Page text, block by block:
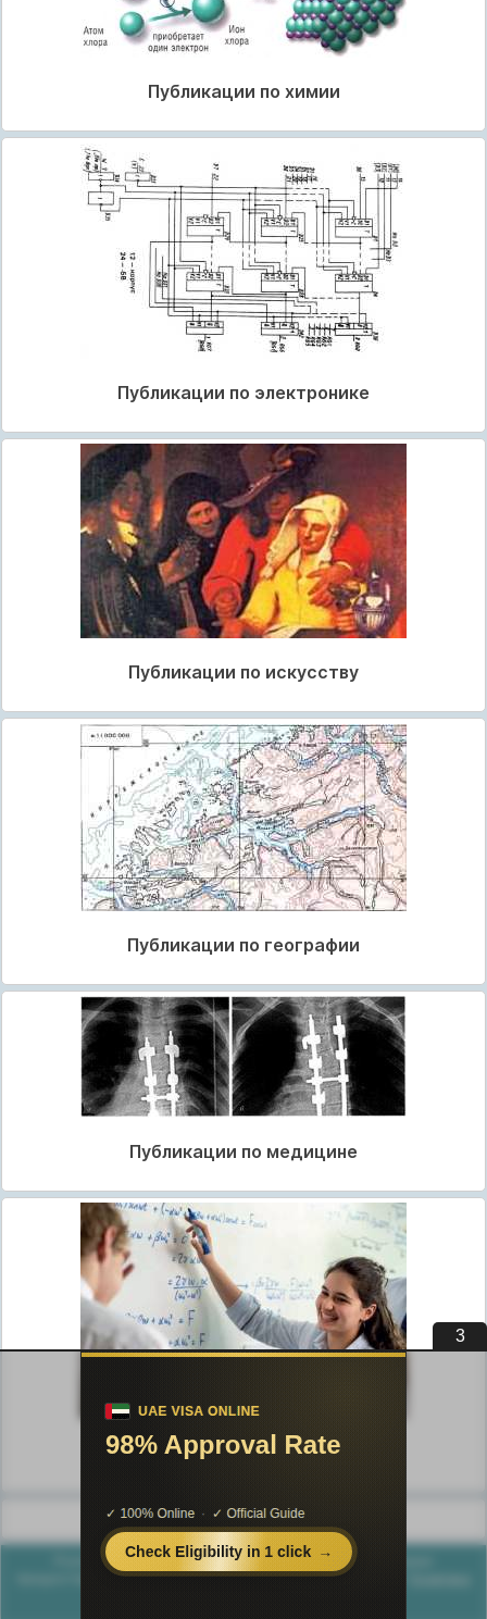
Публикации по химии
Публикации по электронике
Публикации по искусству
Публикации по географии
Публикации по медицине
Публикации по педагогике
Разделы публикаций
Poznayka.org - Познайка.Орг - 2016-2026 год. Материал
предоставляется для ознакомительных и учебных целей.
3